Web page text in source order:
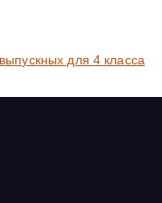
для 4 класса